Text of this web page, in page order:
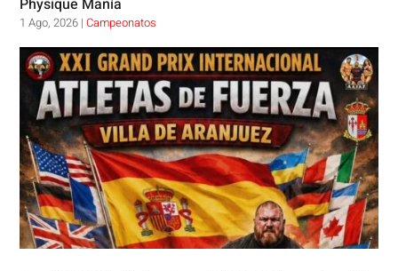
Physique Manía
1 Ago, 2026 |Campeonatos